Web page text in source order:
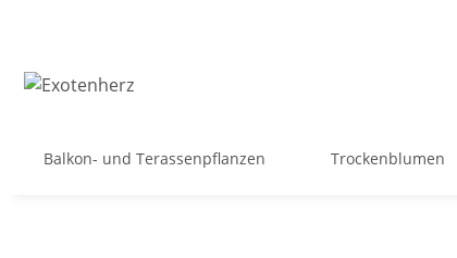
Balkon- und Terassenpflanzen Trockenblumen